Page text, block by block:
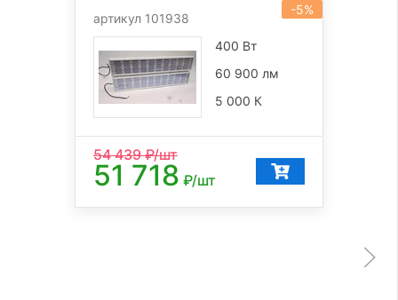
-5%
артикул 101938
400 Вт
60 900 лм
5 000 К
54 439₽/шт
51 718 ₽/шт